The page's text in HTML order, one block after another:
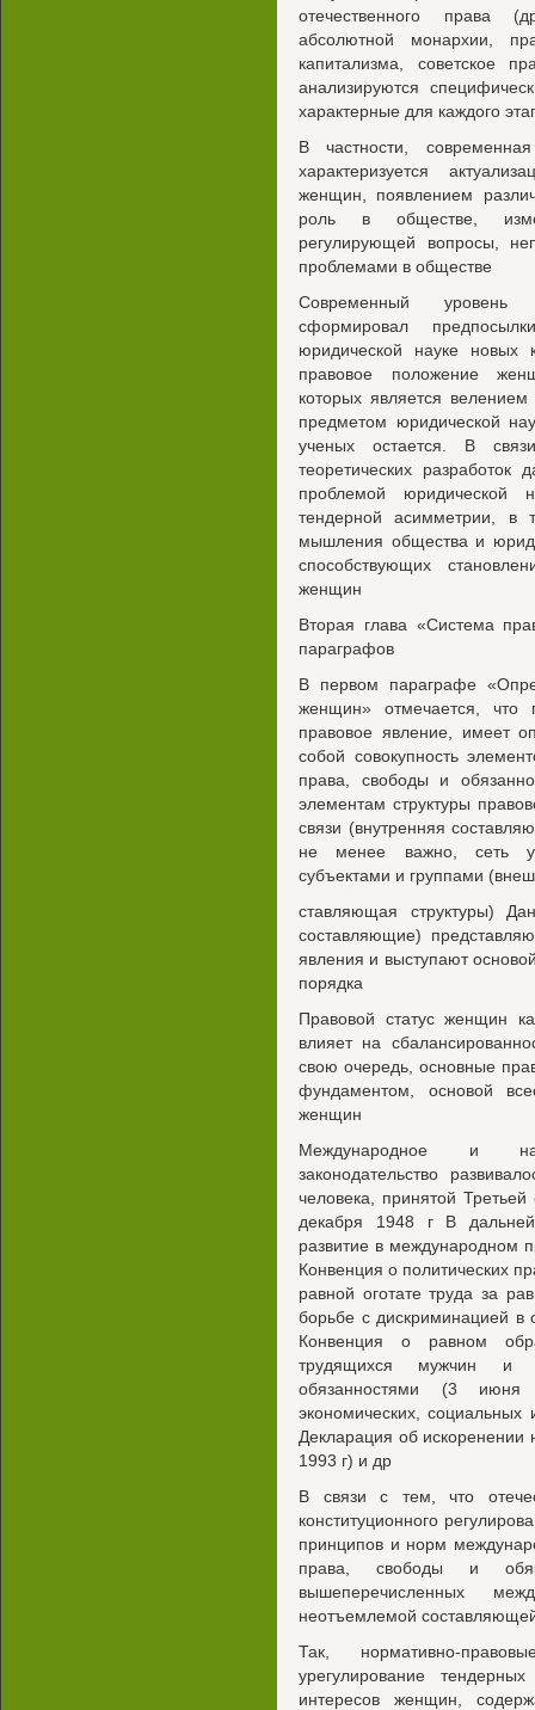
отечественного права
абсолютной монархии,
капитализма, советское
анализируются
характерные для каждого
В частности,
характеризуется
женщин, появлением
роль в обществе,
регулирующей вопросы,
проблемами в обществе
Современный уровень
сформировал
юридической науке новых
правовое положение
которых является
предметом юридической
ученых остается. В
теоретических разработок
проблемой юридической
тендерной асимметрии, в
мышления общества и
способствующих
женщин
Вторая глава «Система
параграфов
В первом параграфе
женщин» отмечается,
правовое явление, имеет
собой совокупность
права, свободы и
элементам структуры
связи (внутренняя
не менее важно, сеть
субъектами и группами
ставляющая структуры)
составляющие)
явления и выступают
порядка
Правовой статус женщин
влияет на
свою очередь, основные
фундаментом, основой
женщин
Международное и
законодательство
человека, принятой
декабря 1948 г В
развитие в международном
Конвенция о политических
равной оготате труда за
борьбе с дискриминацией в
Конвенция о равном
трудящихся мужчин и
обязанностями (3
экономических,
Декларация об
1993 г) и др
В связи с тем, что
конституционного
принципов и норм
права, свободы и
вышеперечисленных
неотъемлемой
Так, нормативно-
урегулирование
интересов женщин,